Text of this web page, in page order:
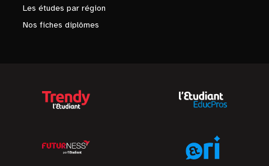
Les études par région
Nos fiches diplômes